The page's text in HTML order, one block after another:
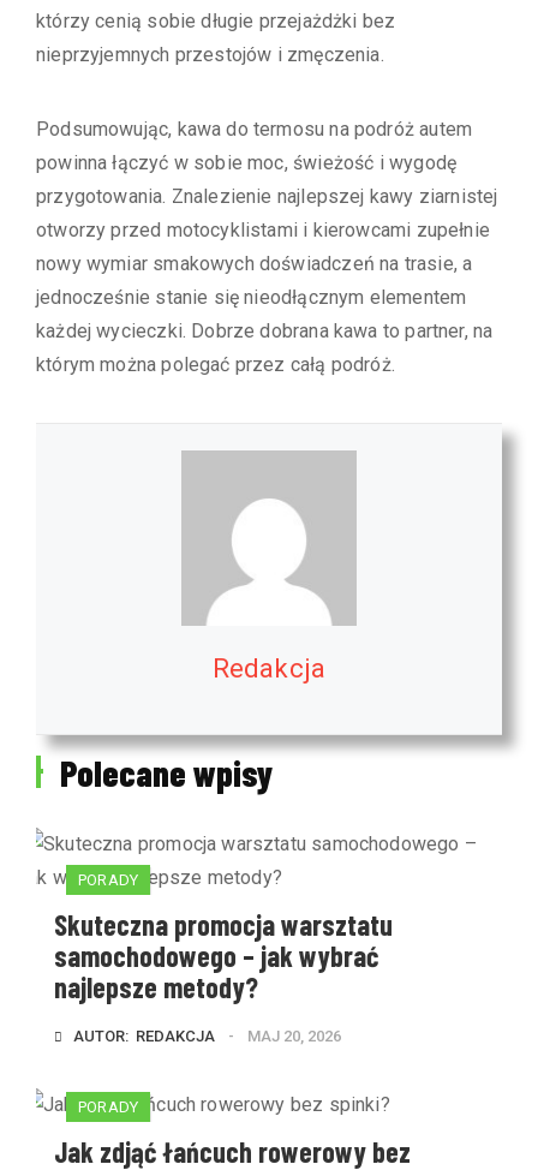
którzy cenią sobie długie przejażdżki bez
nieprzyjemnych przestojów i zmęczenia.
Podsumowując, kawa do termosu na podróż autem
powinna łączyć w sobie moc, świeżość i wygodę
przygotowania. Znalezienie najlepszej kawy ziarnistej
otworzy przed motocyklistami i kierowcami zupełnie
nowy wymiar smakowych doświadczeń na trasie, a
jednocześnie stanie się nieodłącznym elementem
każdej wycieczki. Dobrze dobrana kawa to partner, na
którym można polegać przez całą podróż.
Redakcja
Polecane wpisy
PORADY
Skuteczna promocja warsztatu
samochodowego – jak wybrać
najlepsze metody?
AUTOR: REDAKCJA MAJ 20, 2026
PORADY
Jak zdjąć łańcuch rowerowy bez